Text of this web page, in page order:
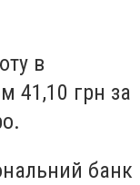
в
41,10 грн за
банк